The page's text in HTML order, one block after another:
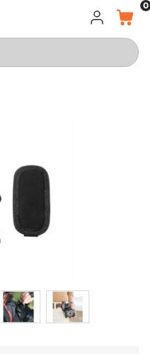
LOGGA IN
KORG
0